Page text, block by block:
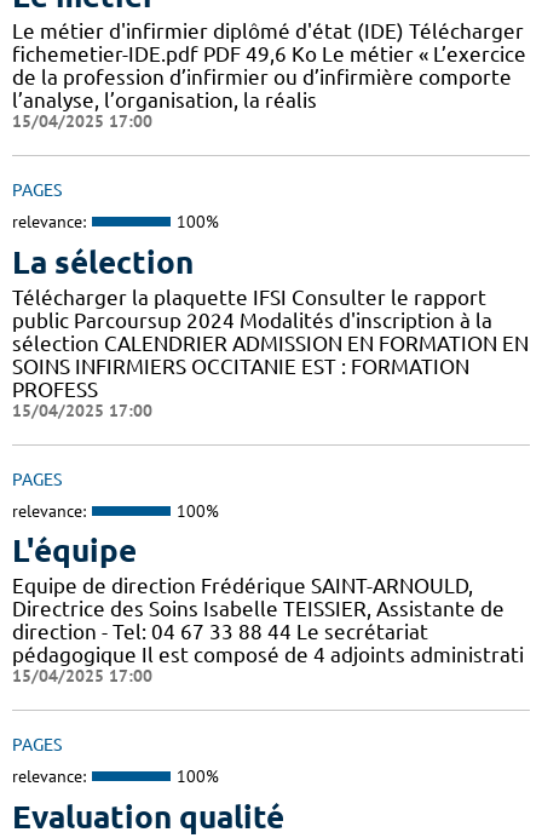
Le métier d'infirmier diplômé d'état (IDE) Télécharger
fichemetier-IDE.pdf PDF 49,6 Ko Le métier « L’exercice
de la profession d’infirmier ou d’infirmière comporte
l’analyse, l’organisation, la réalis
15/04/2025 17:00
PAGES
relevance: 100%
La sélection
Télécharger la plaquette IFSI Consulter le rapport
public Parcoursup 2024 Modalités d'inscription à la
sélection CALENDRIER ADMISSION EN FORMATION EN
SOINS INFIRMIERS OCCITANIE EST : FORMATION
PROFESS
15/04/2025 17:00
PAGES
relevance: 100%
L'équipe
Equipe de direction Frédérique SAINT-ARNOULD,
Directrice des Soins Isabelle TEISSIER, Assistante de
direction - Tel: 04 67 33 88 44 Le secrétariat
pédagogique Il est composé de 4 adjoints administrati
15/04/2025 17:00
PAGES
relevance: 100%
Evaluation qualité